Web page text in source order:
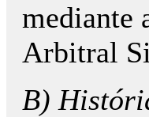
mediante
Arbitral
B)